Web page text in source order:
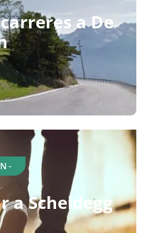
a De
-
a Scheidegg